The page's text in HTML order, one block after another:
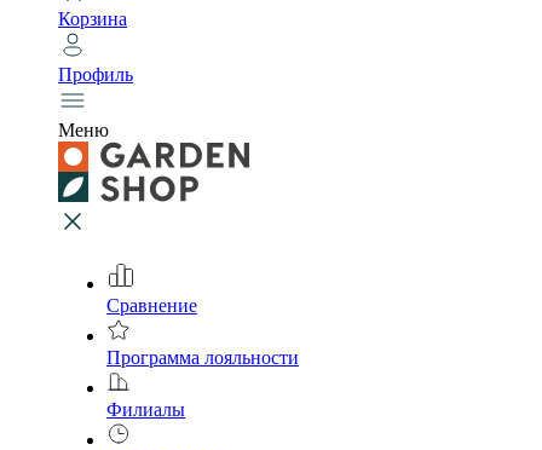
Корзина
Профиль
Меню
Сравнение
Программа лояльности
Филиалы